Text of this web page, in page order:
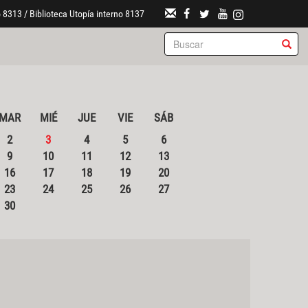
/ Biblioteca Utopía interno 8137
MAR MIÉ JUE VIE
SÁB
2 3 4 5
6
9 10 11 12
13
16 17 18 19
20
23 24 25 26
27
30